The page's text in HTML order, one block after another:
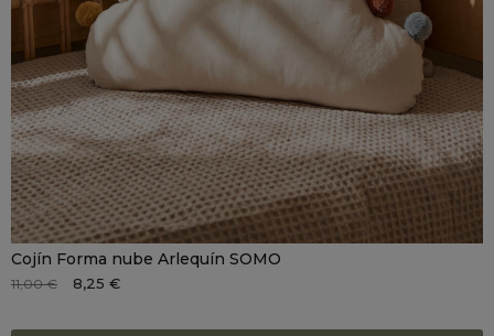
Cojín Forma nube Arlequín SOMO
11,00 € 8,25 €